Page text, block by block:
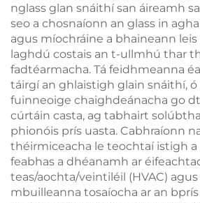
nglass glan snáithí san áireamh
seo a chosnaíonn an glass in
agus míochráine a bhaineann leis
laghdú costais an t-ullmhú thar
fadtéarmacha. Tá feidhmeanna
táirgí an ghlaistigh glain snáithí,
fuinneoige chaighdeánacha go
cúrtáin casta, ag tabhairt
phionóis prís uasta. Cabhraíonn
théirmiceacha le teochtaí istigh a
feabhas a dhéanamh ar
teas/aochta/veintiléil (HVAC)
mbuilleanna tosaíocha ar an bprís